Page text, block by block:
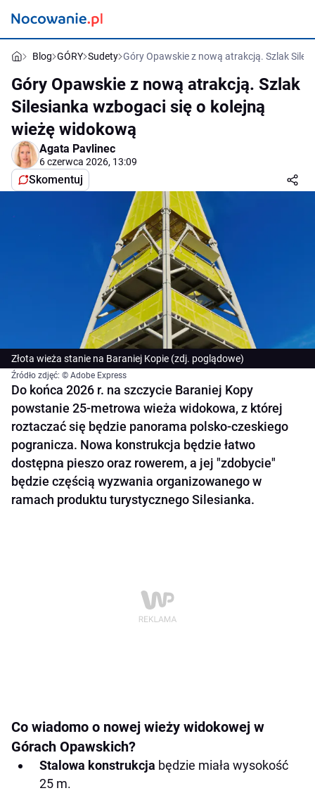
Blog GÓRY Sudety Góry Opawskie z nową atrakcją. Szlak
Góry Opawskie z nową atrakcją. Szlak
Silesianka wzbogaci się o kolejną
wieżę widokową
Agata Pavlinec
6 czerwca 2026, 13:09
Skomentuj
Złota wieża stanie na Baraniej Kopie (zdj. poglądowe)
Źródło zdjęć: © Adobe Express
Do końca 2026 r. na szczycie Baraniej Kopy
powstanie 25-metrowa wieża widokowa, z której
roztaczać się będzie panorama polsko-czeskiego
pogranicza. Nowa konstrukcja będzie łatwo
dostępna pieszo oraz rowerem, a jej "zdobycie"
będzie częścią wyzwania organizowanego w
ramach produktu turystycznego Silesianka.
Co wiadomo o nowej wieży widokowej w
Górach Opawskich?
Stalowa konstrukcja będzie miała wysokość
25 m.